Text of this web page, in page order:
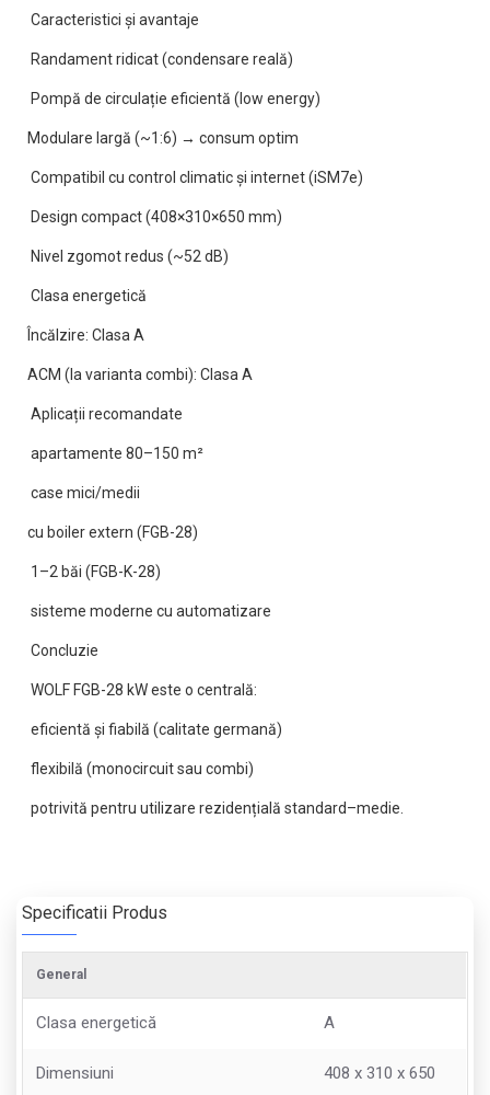
Caracteristici și avantaje
Randament ridicat (condensare reală)
Pompă de circulație eficientă (low energy)
Modulare largă (~1:6) → consum optim
Compatibil cu control climatic și internet (iSM7e)
Design compact (408×310×650 mm)
Nivel zgomot redus (~52 dB)
Clasa energetică
Încălzire: Clasa A
ACM (la varianta combi): Clasa A
Aplicații recomandate
apartamente 80–150 m²
case mici/medii
cu boiler extern (FGB-28)
1–2 băi (FGB-K-28)
sisteme moderne cu automatizare
Concluzie
WOLF FGB-28 kW este o centrală:
eficientă și fiabilă (calitate germană)
flexibilă (monocircuit sau combi)
potrivită pentru utilizare rezidențială standard–medie.
Specificatii Produs
General
Clasa energetică A
Dimensiuni 408 х 310 x 650